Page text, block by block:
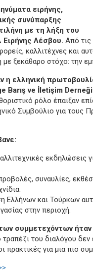
ειρήνης,
συνύπαρξης
με τη λήξη του
Ειρήνης Λέσβου. Από τις
καλλιτέχνες και
ξεκάθαρο στόχο: την
η ελληνική
Barış ve İletişim
ρόλο έπαιξαν
Συμβούλιο για
εκδηλώσεις
συναυλίες,
Ελλήνων και Τούρκων
στην περιοχή.
συμμετεχόντων ήταν
του διαλόγου δεν
πρακτικές για μια πιο